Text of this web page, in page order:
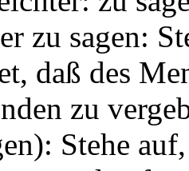
zu sagen:
daß des
zu
Stehe